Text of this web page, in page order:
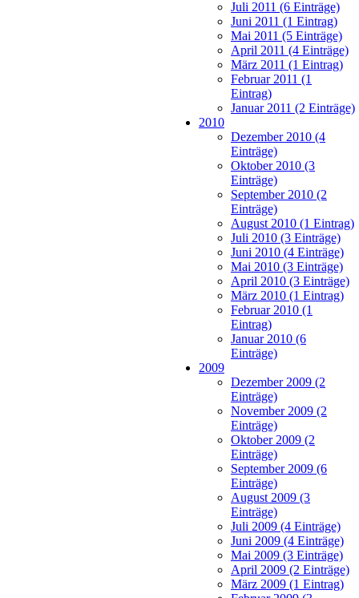
Juli 2011 (6 Einträge)
Juni 2011 (1 Eintrag)
Mai 2011 (5 Einträge)
April 2011 (4 Einträge)
März 2011 (1 Eintrag)
Februar 2011 (1
Eintrag)
Januar 2011 (2 Einträge)
2010
Dezember 2010 (4
Einträge)
Oktober 2010 (3
Einträge)
September 2010 (2
Einträge)
August 2010 (1 Eintrag)
Juli 2010 (3 Einträge)
Juni 2010 (4 Einträge)
Mai 2010 (3 Einträge)
April 2010 (3 Einträge)
März 2010 (1 Eintrag)
Februar 2010 (1
Eintrag)
Januar 2010 (6
Einträge)
2009
Dezember 2009 (2
Einträge)
November 2009 (2
Einträge)
Oktober 2009 (2
Einträge)
September 2009 (6
Einträge)
August 2009 (3
Einträge)
Juli 2009 (4 Einträge)
Juni 2009 (4 Einträge)
Mai 2009 (3 Einträge)
April 2009 (2 Einträge)
März 2009 (1 Eintrag)